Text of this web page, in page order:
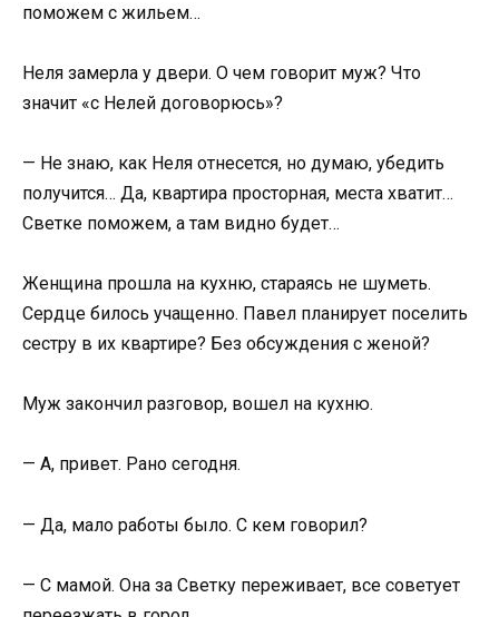
поможем с жильем…
Неля замерла у двери. О чем говорит муж? Что
значит «с Нелей договорюсь»?
— Не знаю, как Неля отнесется, но думаю, убедить
получится… Да, квартира просторная, места хватит…
Светке поможем, а там видно будет…
Женщина прошла на кухню, стараясь не шуметь.
Сердце билось учащенно. Павел планирует поселить
сестру в их квартире? Без обсуждения с женой?
Муж закончил разговор, вошел на кухню.
— А, привет. Рано сегодня.
— Да, мало работы было. С кем говорил?
— С мамой. Она за Светку переживает, все советует